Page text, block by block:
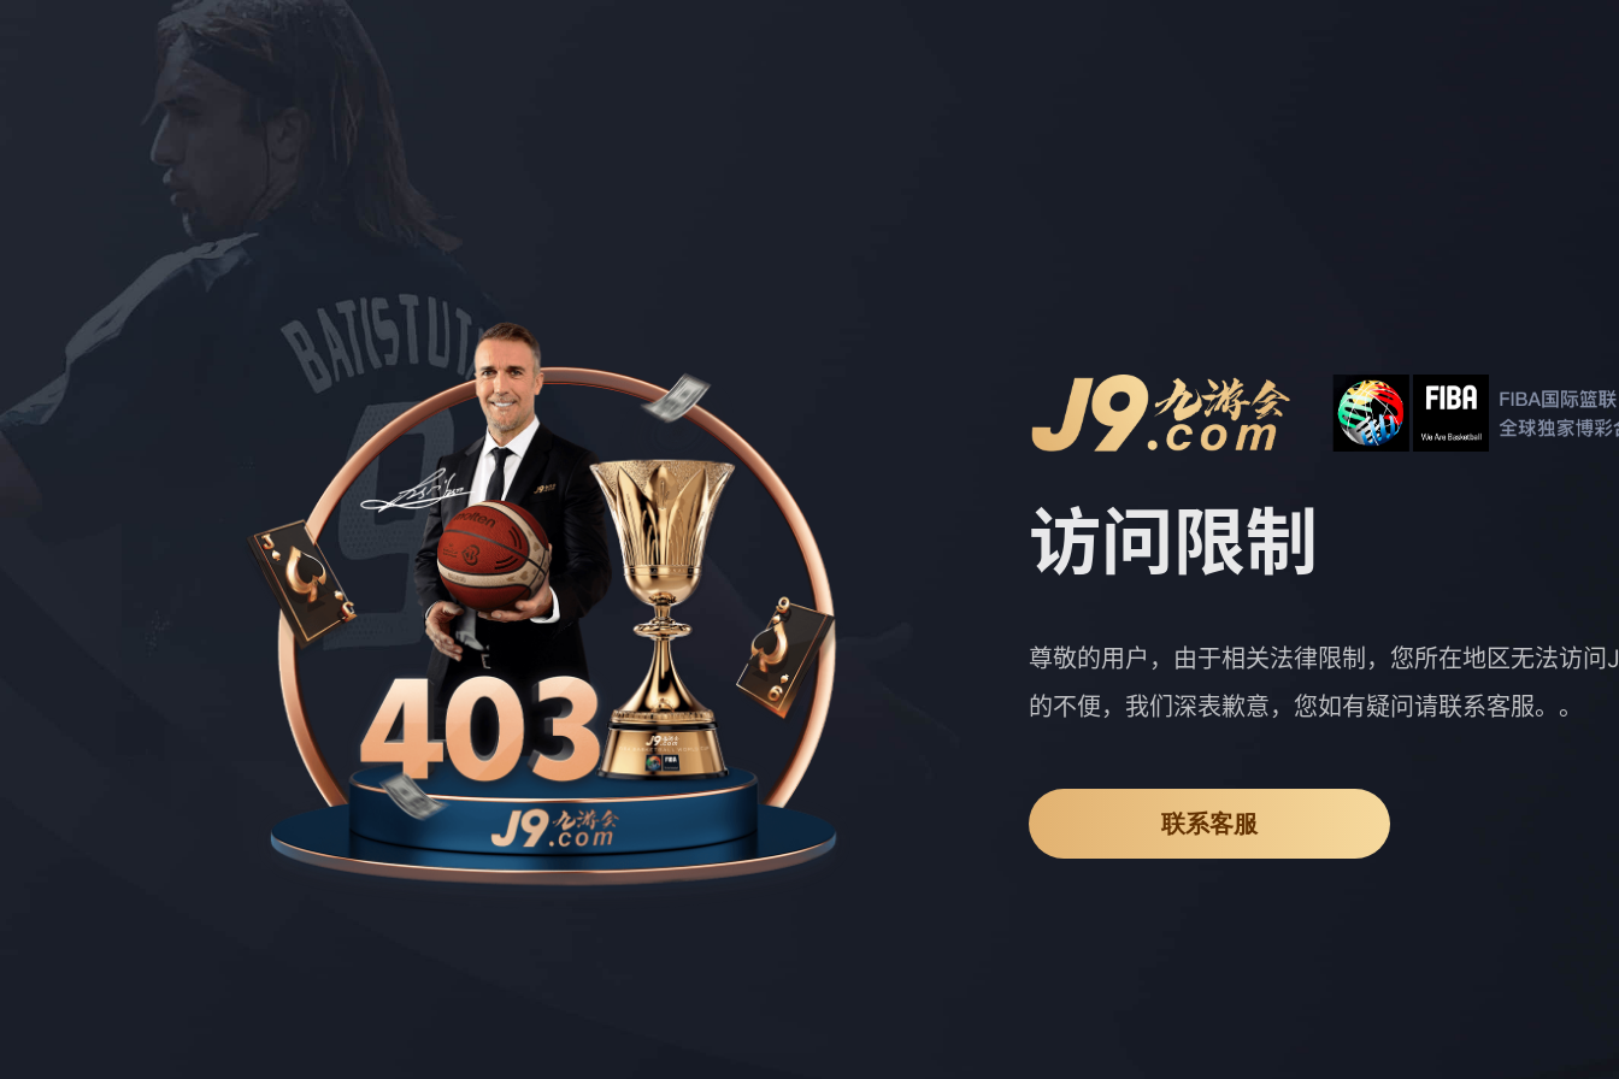
访问限制
尊敬的用户，由于相关法律限制，您所在地区无法访问
的不便，我们深表歉意，您如有疑问请联系客服。。
联系客服